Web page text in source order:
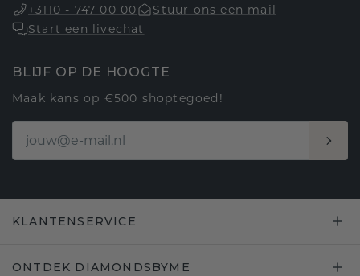
+3110 - 747 00 00
Stuur ons een mail
Start een livechat
BLIJF OP DE HOOGTE
Maak kans op €500 shoptegoed!
KLANTENSERVICE
ONTDEK DIAMONDSBYME